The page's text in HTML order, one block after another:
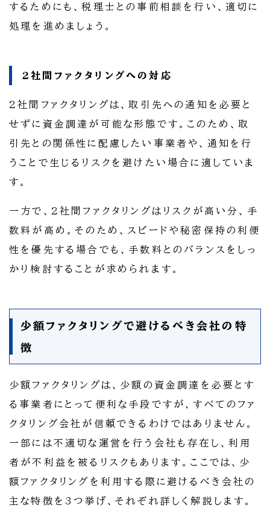
するためにも、税理士との事前相談を行い、適切に
処理を進めましょう。
2社間ファクタリングへの対応
2社間ファクタリングは、取引先への通知を必要と
せずに資金調達が可能な形態です。このため、取
引先との関係性に配慮したい事業者や、通知を行
うことで生じるリスクを避けたい場合に適していま
す。
一方で、2社間ファクタリングはリスクが高い分、手
数料が高め。そのため、スピードや秘密保持の利便
性を優先する場合でも、手数料とのバランスをしっ
かり検討することが求められます。
少額ファクタリングで避けるべき会社の特
徴
少額ファクタリングは、少額の資金調達を必要とす
る事業者にとって便利な手段ですが、すべてのファ
クタリング会社が信頼できるわけではありません。
一部には不適切な運営を行う会社も存在し、利用
者が不利益を被るリスクもあります。ここでは、少
額ファクタリングを利用する際に避けるべき会社の
主な特徴を3つ挙げ、それぞれ詳しく解説します。